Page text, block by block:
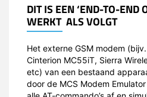
DIT IS EEN ‘END-TO-END
WERKT ALS VOLGT
Het externe GSM modem
Cinterion MC55iT, Sierra
etc) van een bestaand
door de MCS Modem